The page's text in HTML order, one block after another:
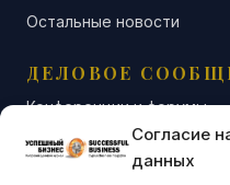
Согласие
данных
Остальные новости
ДЕЛОВОЕ
Конференции и форумы
Бизнес-клубы и
Остальные новости